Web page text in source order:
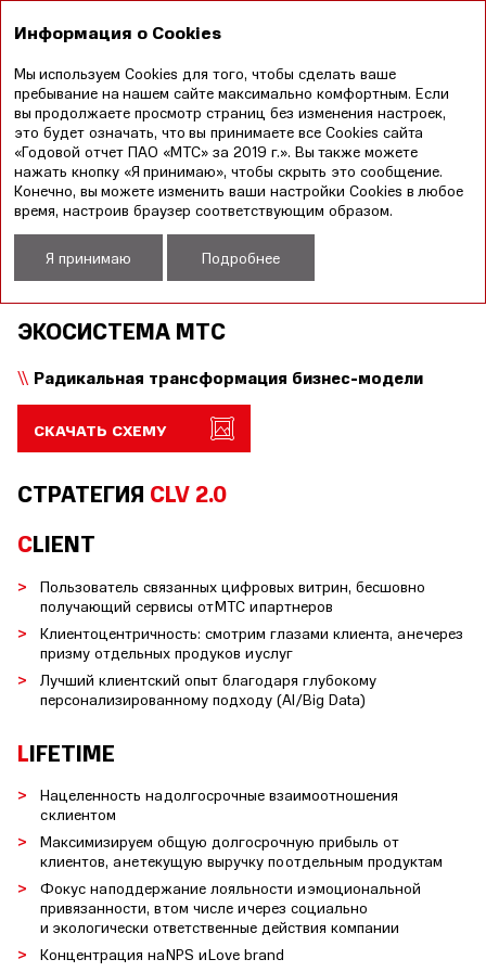
Годовой отчет
2019
Отчет в области устойчивого
развития 2019
Новая стратегия Наши стратегические приоритеты
НАШИ СТРАТЕГИЧЕСКИЕ
ПРИОРИТЕТЫ
ЭКОСИСТЕМА МТС
Радикальная трансформация бизнес-модели
СКАЧАТЬ СХЕМУ
СТРАТЕГИЯ CLV 2.0
CLIENT
Пользователь связанных цифровых витрин, бесшовно
получающий сервисы от МТС и партнеров
Клиентоцентричность: смотрим глазами клиента, а не через
призму отдельных продуков и услуг
Лучший клиентский опыт благодаря глубокому
персонализированному подходу (AI/Big Data)
LIFETIME
Нацеленность на долгосрочные взаимоотношения
с клиентом
Максимизируем общую долгосрочную прибыль от
клиентов, а не текущую выручку по отдельным продуктам
Фокус на поддержание лояльности и эмоциональной
привязанности, в том числе и через социально
и экологически ответственные действия компании
Концентрация на NPS и Love brand
Информация о Cookies
Мы используем Cookies для того, чтобы сделать ваше
пребывание на нашем сайте максимально комфортным. Если
вы продолжаете просмотр страниц без изменения настроек,
это будет означать, что вы принимаете все Cookies сайта
«Годовой отчет ПАО «МТС» за 2019 г.». Вы также можете
нажать кнопку «Я принимаю», чтобы скрыть это сообщение.
Конечно, вы можете изменить ваши настройки Cookies в любое
время, настроив браузер соответствующим образом.
Я принимаю Подробнее